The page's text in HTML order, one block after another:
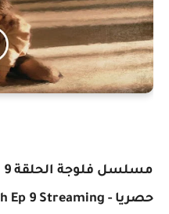
حصريا - Fallujah Ep 9 Streaming